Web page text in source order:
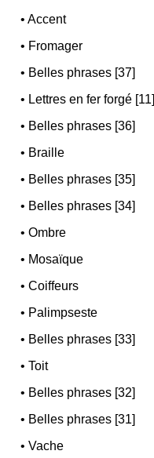
•Accent
• Fromager
• Belles phrases [37]
• Lettres en fer forgé [11]
• Belles phrases [36]
• Braille
• Belles phrases [35]
• Belles phrases [34]
•Ombre
• Mosaïque
•Coiffeurs
• Palimpseste
• Belles phrases [33]
•Toit
• Belles phrases [32]
• Belles phrases [31]
•Vache